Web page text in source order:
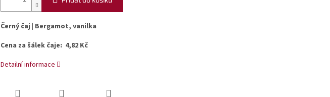
Černý čaj | Bergamot, vanilka
Cena za šálek čaje: 4,82 Kč
Detailní informace